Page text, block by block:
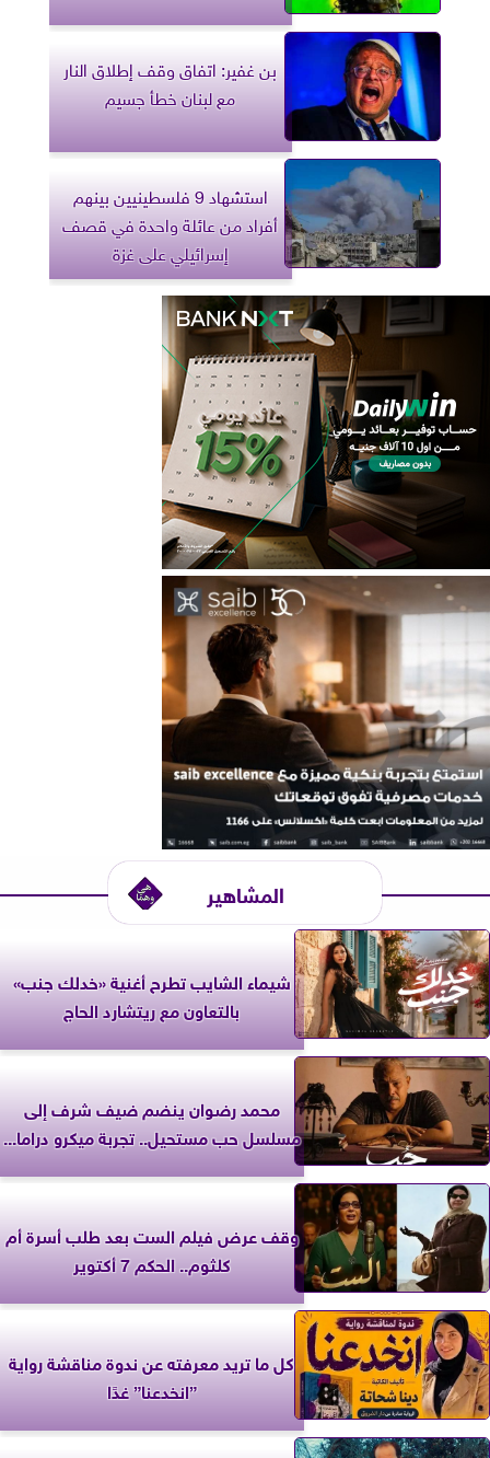
بن غفير: اتفاق وقف إطلاق النار
مع لبنان خطأ جسيم
استشهاد 9 فلسطينيين بينهم
أفراد من عائلة واحدة في قصف
إسرائيلي على غزة
المشاهير
شيماء الشايب تطرح أغنية «خدلك جنب»
بالتعاون مع ريتشارد الحاج
محمد رضوان ينضم ضيف شرف إلى
مسلسل حب مستحيل.. تجربة ميكرو دراما...
وقف عرض فيلم الست بعد طلب أسرة أم
كلثوم.. الحكم 7 أكتوير
كل ما تريد معرفته عن ندوة مناقشة رواية
”انخدعنا” غدًا